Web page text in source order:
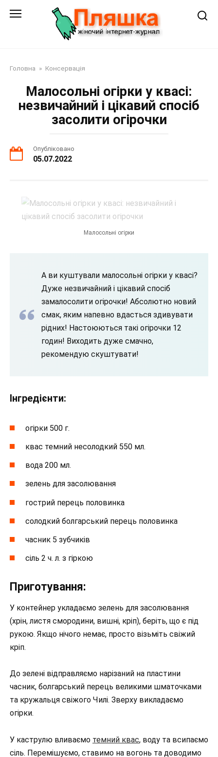
Головна » Консервація
Малосольні огірки у квасі:
незвичайний і цікавий спосіб
засолити огірочки
Опубліковано
05.07.2022
Малосольні огірки
А ви куштували малосольні огірки у квасі?
Дуже незвичайний і цікавий спосіб
замалосолити огірочки! Абсолютно новий
смак, яким напевно вдасться здивувати
рідних! Настоюються такі огірочки 12
годин! Виходить дуже смачно,
рекомендую скуштувати!
Інгредієнти:
огірки 500 г.
квас темний несолодкий 550 мл.
вода 200 мл.
зелень для засолювання
гострий перець половинка
солодкий болгарський перець половинка
часник 5 зубчиків
сіль 2 ч. л. з гіркою
Приготування:
У контейнер укладаємо зелень для засолювання
(хрін, листя смородини, вишні, кріп), беріть, що є під
рукою. Якщо нічого немає, просто візьміть свіжий
кріп.
До зелені відправляємо нарізаний на пластини
часник, болгарський перець великими шматочками
та кружальця свіжого Чилі. Зверху викладаємо
огірки.
У каструлю вливаємо темний квас, воду та всипаємо
сіль. Перемішуємо, ставимо на вогонь та доводимо